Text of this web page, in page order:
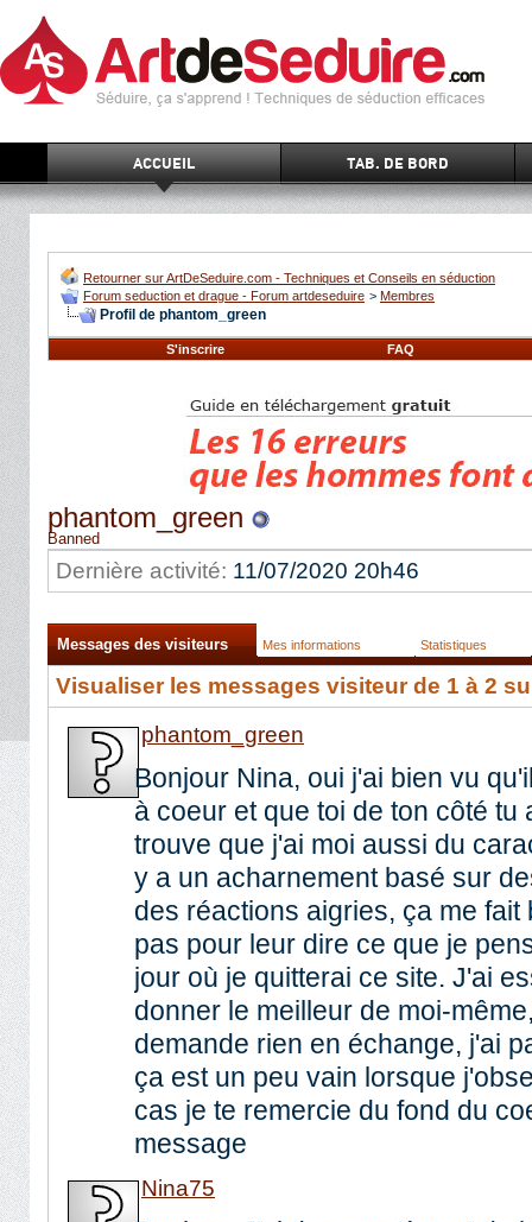
ACCUEIL TAB. DE BORD
Retourner sur ArtDeSeduire.com - Techniques et Conseils en séduction
Forum seduction et drague - Forum artdeseduire > Membres
Profil de phantom_green
S'inscrire FAQ
phantom_green
Banned
Dernière activité: 11/07/2020 20h46
Messages des visiteurs Mes informations Statistiques
Visualiser les messages visiteur de 1 à 2
phantom_green
Bonjour Nina, oui j'ai bien vu
à coeur et que toi de ton côté
trouve que j'ai moi aussi du
y a un acharnement basé sur
des réactions aigries, ça me
pas pour leur dire ce que je
jour où je quitterai ce site. J'ai
donner le meilleur de moi-
demande rien en échange, j'ai
ça est un peu vain lorsque
cas je te remercie du fond du
message
Nina75